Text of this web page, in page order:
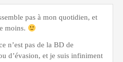
pas à mon quotidien, et
moins.
n’est pas de la BD de
d’évasion, et je suis infiniment